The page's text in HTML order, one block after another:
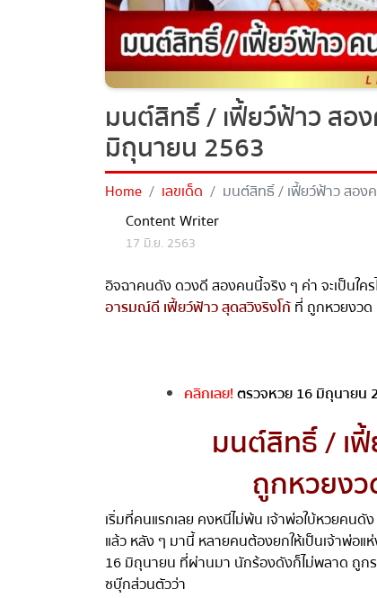
มนต์สิทธิ์ / เฟี้ยว์ฟ้าว สอ
มิถุนายน 2563
Home เลขเด็ด
มนต์สิทธิ์ / เฟี้ยว์ฟ้าว สอง
Content Writer
17 มิ.ย. 2563
อิจฉาคนดัง ดวงดี สองคนนี้จริง ๆ ค่า จะเป็นใค
อารมณ์ดี เฟี้ยว์ฟ้าว สุดสวิงริงโก้ที่ ถูกหวยงวด
คลิกเลย!ตรวจหวย 16 มิถุนายน
มนต์สิทธิ์/ เ
ถูกหวยงว
เริ่มที่คนแรกเลย คงหนีไม่พ้น เจ้าพ่อใบ้หวยคนดัง
แล้ว หลัง ๆ มานี้ หลายคนต้องยกให้เป็นเจ้าพ่อแ
16มิถุนายน ที่ผ่านมา นักร้องดังก็ไม่พลาด ถูกรา
ซบุ๊กส่วนตัวว่า